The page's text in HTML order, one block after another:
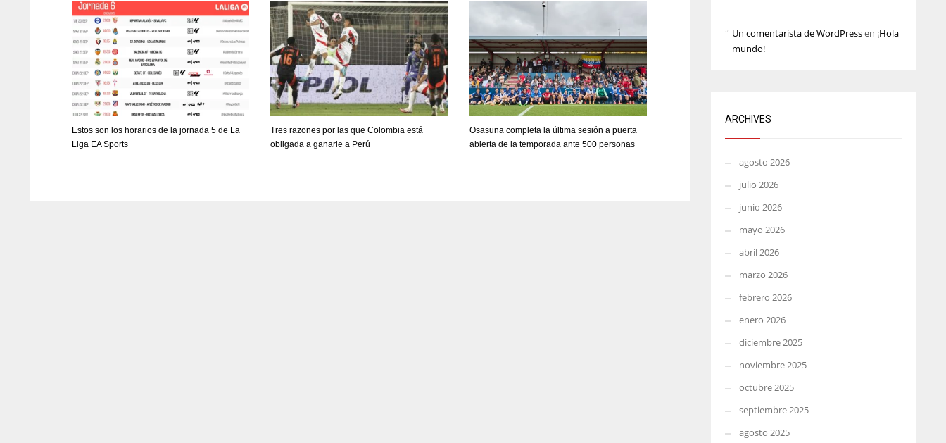
OAK
19
MIA MIN
6 24 24
MIN
6 20
Estos son los horarios de la jornada 5 de La
Liga EA Sports
Tres razones por las que Colombia está
obligada a ganarle a Perú
Osasuna completa la última sesión a puerta
abierta de la temporada ante 500 personas
Un comentarista de WordPressen ¡Hola
mundo!
ARCHIVES
agosto 2026
julio 2026
junio 2026
mayo 2026
abril 2026
marzo 2026
febrero 2026
enero 2026
diciembre 2025
noviembre 2025
octubre 2025
septiembre 2025
agosto 2025